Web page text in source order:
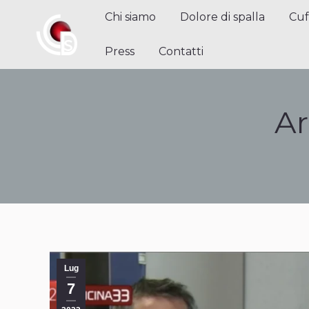
Chi siamo Dolore di spalla
Press Contatti
Lug
7
Chi siamo Dolore di spalla